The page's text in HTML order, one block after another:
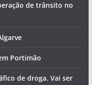
de trânsito no
Portimão
de droga. Vai ser